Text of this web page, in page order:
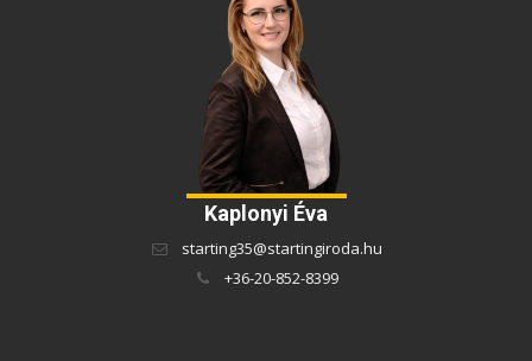
Kaplonyi Éva
starting35@startingiroda.hu
+36-20-852-8399